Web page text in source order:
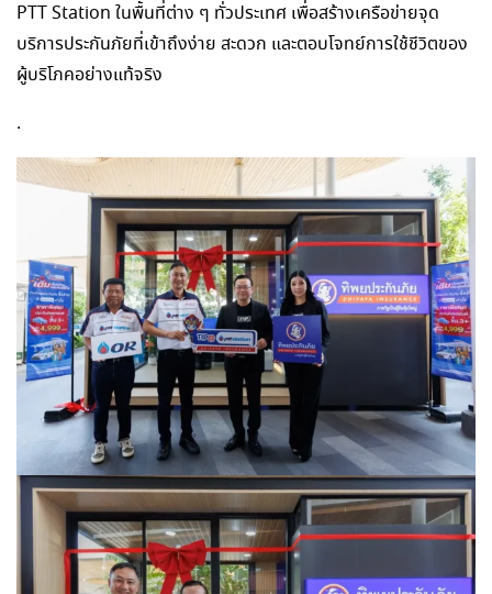
PTT Station ในพื้นที่ต่าง ๆ ทั่วประเทศ เพื่อสร้างเครือข่ายจุด
บริการประกันภัยที่เข้าถึงง่าย สะดวก และตอบโจทย์การใช้ชีวิตของ
ผู้บริโภคอย่างแท้จริง
.